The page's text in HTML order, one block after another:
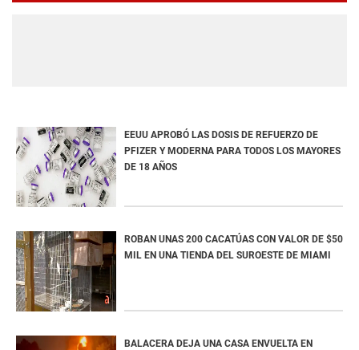
EEUU APROBÓ LAS DOSIS DE REFUERZO DE
PFIZER Y MODERNA PARA TODOS LOS MAYORES
DE 18 AÑOS
ROBAN UNAS 200 CACATÚAS CON VALOR DE $50
MIL EN UNA TIENDA DEL SUROESTE DE MIAMI
BALACERA DEJA UNA CASA ENVUELTA EN